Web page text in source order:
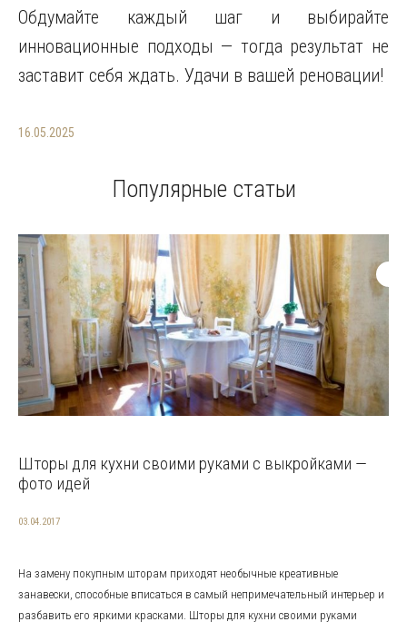
Обдумайте каждый шаг и выбирайте
инновационные подходы — тогда результат не
заставит себя ждать. Удачи в вашей реновации!
16.05.2025
Популярные статьи
Шторы для кухни своими руками с выкройками —
фото идей
03.04.2017
На замену покупным шторам приходят необычные креативные
занавески, способные вписаться в самый непримечательный интерьер и
разбавить его яркими красками. Шторы для кухни своими руками